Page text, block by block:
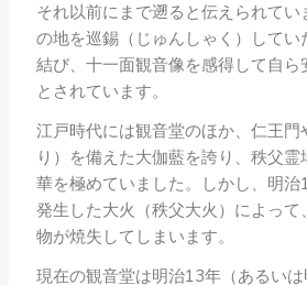
それ以前にまで遡ると伝えられてい
の地を巡錫（じゅんしゃく）してい
結び、十一面観音像を感得して自ら
とされています。
江戸時代には観音堂のほか、仁王門
り）を備えた大伽藍を誇り、秩父
華を極めていました。しかし、明
発生した大火（秩父大火）によって
物が焼失してしまいます。
現在の観音堂は明治13年（あるい